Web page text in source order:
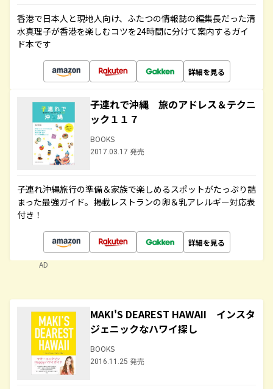
香港で日本人と現地人向け、ふたつの情報誌の編集長だった清
水真理子が香港を楽しむコツを24時間に分けて案内するガイ
ド本です
詳細を見る
子連れで沖縄 旅のアドレス＆テクニ
ック１１７
BOOKS
2017.03.17 発売
子連れ沖縄旅行の準備＆家族で楽しめるスポットがたっぷり詰
まった最強ガイド。掲載レストランの卵＆乳アレルギー対応表
付き！
詳細を見る
AD
MAKI'S DEAREST HAWAII インスタ
ジェニックなハワイ探し
BOOKS
2016.11.25 発売